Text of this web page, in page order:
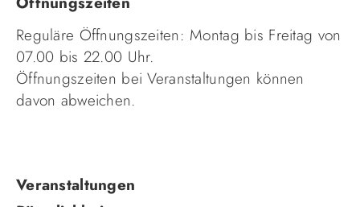
Reguläre Öffnungszeiten: Montag bis Freitag von
07.00 bis 22.00 Uhr.
Öffnungszeiten bei Veranstaltungen können
davon abweichen.
Navigation
Veranstaltungen